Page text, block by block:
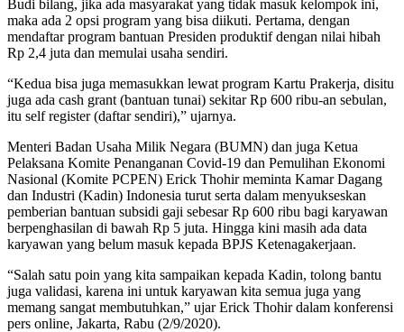
Budi bilang, jika ada masyarakat yang tidak masuk kelompok ini,
maka ada 2 opsi program yang bisa diikuti. Pertama, dengan
mendaftar program bantuan Presiden produktif dengan nilai hibah
Rp 2,4 juta dan memulai usaha sendiri.
“Kedua bisa juga memasukkan lewat program Kartu Prakerja, disitu
juga ada cash grant (bantuan tunai) sekitar Rp 600 ribu-an sebulan,
itu self register (daftar sendiri),” ujarnya.
Menteri Badan Usaha Milik Negara (BUMN) dan juga Ketua
Pelaksana Komite Penanganan Covid-19 dan Pemulihan Ekonomi
Nasional (Komite PCPEN) Erick Thohir meminta Kamar Dagang
dan Industri (Kadin) Indonesia turut serta dalam menyukseskan
pemberian bantuan subsidi gaji sebesar Rp 600 ribu bagi karyawan
berpenghasilan di bawah Rp 5 juta. Hingga kini masih ada data
karyawan yang belum masuk kepada BPJS Ketenagakerjaan.
“Salah satu poin yang kita sampaikan kepada Kadin, tolong bantu
juga validasi, karena ini untuk karyawan kita semua juga yang
memang sangat membutuhkan,” ujar Erick Thohir dalam konferensi
pers online, Jakarta, Rabu (2/9/2020).